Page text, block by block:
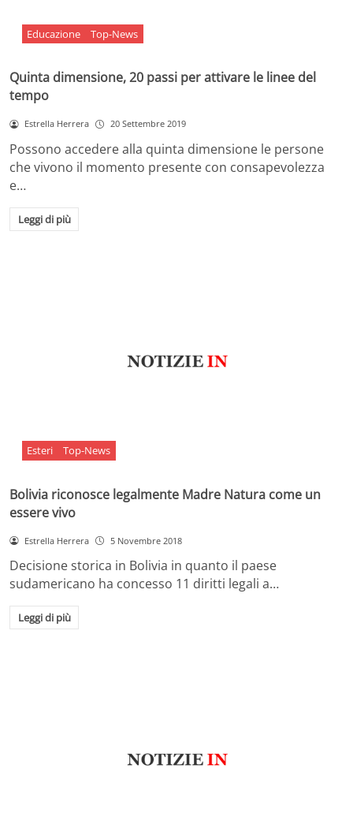
Educazione Top-News
Quinta dimensione, 20 passi per attivare le linee del
tempo
Estrella Herrera 20 Settembre 2019
Possono accedere alla quinta dimensione le persone
che vivono il momento presente con consapevolezza
e…
Leggi di più
Esteri Top-News
Bolivia riconosce legalmente Madre Natura come un
essere vivo
Estrella Herrera 5 Novembre 2018
Decisione storica in Bolivia in quanto il paese
sudamericano ha concesso 11 diritti legali a…
Leggi di più